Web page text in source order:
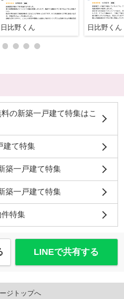
日比野くん 日比野くん
の新築一戸建て特集はこ
建て特集
築一戸建て特集
築一戸建て特集
特集
LINEで共有する
ジトップへ